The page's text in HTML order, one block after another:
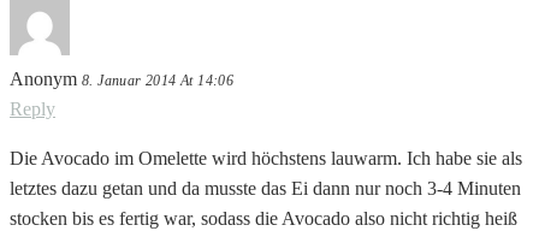
Anonym 8. Januar 2014 At 14:06
Reply
Die Avocado im Omelette wird höchstens lauwarm. Ich habe sie als
letztes dazu getan und da musste das Ei dann nur noch 3-4 Minuten
stocken bis es fertig war, sodass die Avocado also nicht richtig heiß